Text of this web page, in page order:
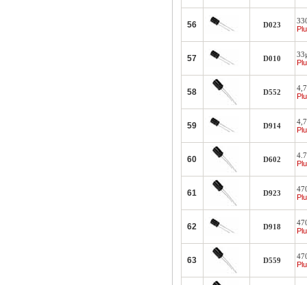
56 D023
57 D010
58 D552
59 D914
60 D602
61 D923
62 D918
63 D559